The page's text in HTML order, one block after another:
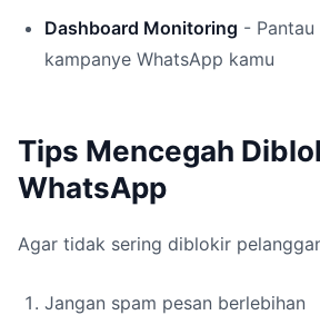
Dashboard Monitoring -
kampanye WhatsApp kamu
Tips Mencegah
WhatsApp
Agar tidak sering diblokir
Jangan spam pesan berlebihan